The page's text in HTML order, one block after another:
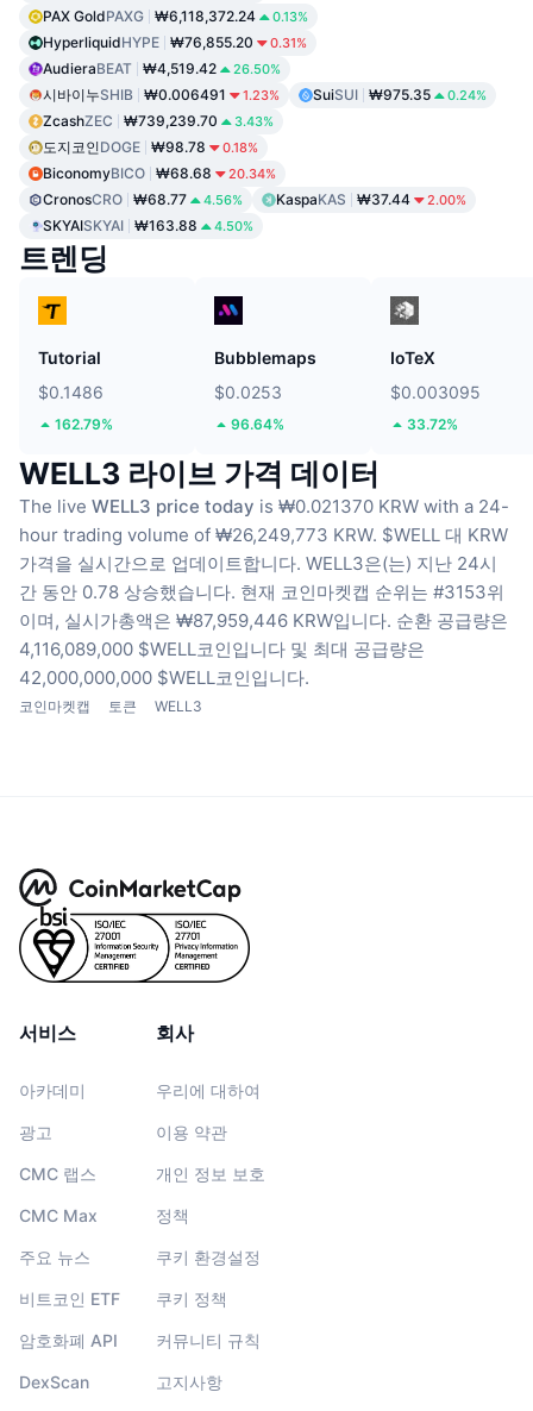
PAX GoldPAXG ₩6,118,372.24 0.13%
HyperliquidHYPE ₩76,855.20 0.31%
AudieraBEAT ₩4,519.42 26.50%
시바이누SHIB ₩0.006491 1.23% SuiSUI ₩975.35 0.24%
ZcashZEC ₩739,239.70 3.43%
도지코인DOGE ₩98.78 0.18%
BiconomyBICO ₩68.68 20.34%
CronosCRO ₩68.77 4.56% KaspaKAS ₩37.44 2.00%
SKYAISKYAI ₩163.88 4.50%
트렌딩
Tutorial
$0.1486
162.79%
Bubblemaps
$0.0253
96.64%
IoTeX
$0.003095
33.72%
WELL3 라이브 가격 데이터
The live WELL3 price today is ₩0.021370 KRW with a 24-
hour trading volume of ₩26,249,773 KRW. $WELL 대 KRW
가격을 실시간으로 업데이트합니다. WELL3은(는) 지난 24시
간 동안 0.78 상승했습니다. 현재 코인마켓캡 순위는 #3153위
이며, 실시가총액은 ₩87,959,446 KRW입니다. 순환 공급량은
4,116,089,000 $WELL코인입니다 및 최대 공급량은
42,000,000,000 $WELL코인입니다.
코인마켓캡 토큰 WELL3
서비스
아카데미
광고
CMC 랩스
CMC Max
주요 뉴스
비트코인 ETF
암호화폐 API
DexScan
회사
우리에 대하여
이용 약관
개인 정보 보호
정책
쿠키 환경설정
쿠키 정책
커뮤니티 규칙
고지사항